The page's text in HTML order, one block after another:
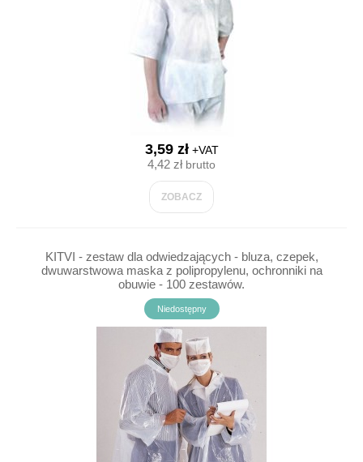
3,59 zł+VAT
4,42 złbrutto
ZOBACZ
KITVI - zestaw dla odwiedzających - bluza, czepek,
dwuwarstwowa maska z polipropylenu, ochronniki na
obuwie - 100 zestawów.
Niedostępny